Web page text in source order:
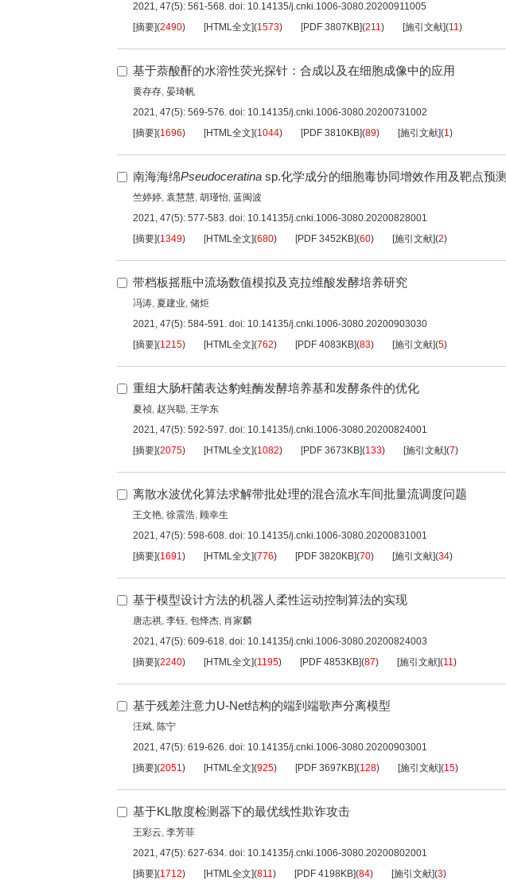
2021, 47(5): 561-568. doi: 10.14135/j.cnki.1006-3080.20200911005
[摘要](2490) [HTML全文](1573) [PDF 3807KB](211) [施引文献](11)
基于萘酸酐的水溶性荧光探针：合成以及在细胞成像中的应用
黄存存, 晏琦帆
2021, 47(5): 569-576. doi: 10.14135/j.cnki.1006-3080.20200731002
[摘要](1696) [HTML全文](1044) [PDF 3810KB](89) [施引文献](1)
南海海绵Pseudoceratina sp.化学成分的细胞毒协同增效作用及靶点预测
竺婷婷, 袁慧慧, 胡瑾怡, 蓝闽波
2021, 47(5): 577-583. doi: 10.14135/j.cnki.1006-3080.20200828001
[摘要](1349) [HTML全文](680) [PDF 3452KB](60) [施引文献](2)
带档板摇瓶中流场数值模拟及克拉维酸发酵培养研究
冯涛, 夏建业, 储炬
2021, 47(5): 584-591. doi: 10.14135/j.cnki.1006-3080.20200903030
[摘要](1215) [HTML全文](762) [PDF 4083KB](83) [施引文献](5)
重组大肠杆菌表达豹蛙酶发酵培养基和发酵条件的优化
夏祯, 赵兴聪, 王学东
2021, 47(5): 592-597. doi: 10.14135/j.cnki.1006-3080.20200824001
[摘要](2075) [HTML全文](1082) [PDF 3673KB](133) [施引文献](7)
离散水波优化算法求解带批处理的混合流水车间批量流调度问题
王文艳, 徐震浩, 顾幸生
2021, 47(5): 598-608. doi: 10.14135/j.cnki.1006-3080.20200831001
[摘要](1691) [HTML全文](776) [PDF 3820KB](70) [施引文献](34)
基于模型设计方法的机器人柔性运动控制算法的实现
唐志祺, 李钰, 包怿杰, 肖家麟
2021, 47(5): 609-618. doi: 10.14135/j.cnki.1006-3080.20200824003
[摘要](2240) [HTML全文](1195) [PDF 4853KB](87) [施引文献](11)
基于残差注意力U-Net结构的端到端歌声分离模型
汪斌, 陈宁
2021, 47(5): 619-626. doi: 10.14135/j.cnki.1006-3080.20200903001
[摘要](2051) [HTML全文](925) [PDF 3697KB](128) [施引文献](15)
基于KL散度检测器下的最优线性欺诈攻击
王彩云, 李芳菲
2021, 47(5): 627-634. doi: 10.14135/j.cnki.1006-3080.20200802001
[摘要](1712) [HTML全文](811) [PDF 4198KB](84) [施引文献](3)